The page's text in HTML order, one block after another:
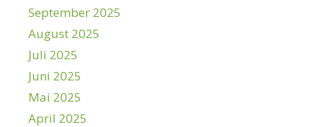
September 2025
August 2025
Juli 2025
Juni 2025
Mai 2025
April 2025